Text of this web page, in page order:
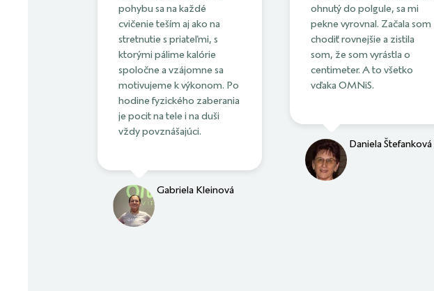
pohybu sa na každé
cvičenie teším aj ako na
stretnutie s priateľmi, s
ktorými pálime kalórie
spoločne a vzájomne sa
motivujeme k výkonom. Po
hodine fyzického zaberania
je pocit na tele i na duši
vždy povznášajúci.
Gabriela Kleinová
ohnutý do polgule, sa mi
pekne vyrovnal. Začala som
chodiť rovnejšie a zistila
som, že som vyrástla o
centimeter. A to všetko
vďaka OMNiS.
Daniela Štefanková